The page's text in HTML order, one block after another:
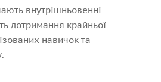
внутрішньовенні
дотримання крайньої
навичок та